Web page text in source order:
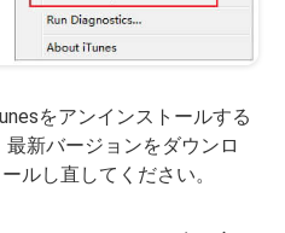
をアンインストールする
新バージョンをダウンロ
ルし直してください。